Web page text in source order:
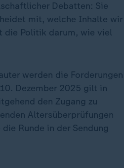
Debatten: Sie
mit, welche Inhalte wir
die Politik darum, wie viel
werden die Forderungen
Dezember 2025 gilt in
den Zugang zu
Altersüberprüfungen
Runde in der Sendung